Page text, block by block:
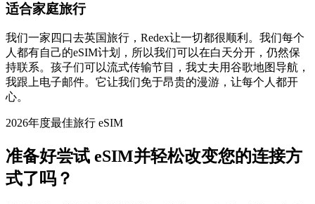
适合家庭旅行
我们一家四口去英国旅行，Redex让一切都很顺利。我们每个
人都有自己的eSIM计划，所以我们可以在白天分开，仍然保
持联系。孩子们可以流式传输节目，我丈夫用谷歌地图导航，
我跟上电子邮件。它让我们免于昂贵的漫游，让每个人都开
心。
2026年度最佳旅行 eSIM
准备好尝试 eSIM并轻松改变您的连接方
式了吗？